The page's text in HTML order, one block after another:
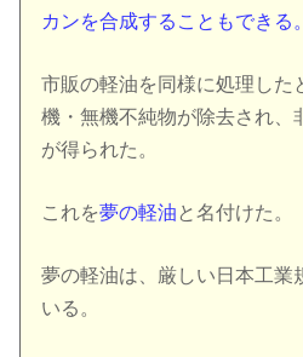
カンを合成することもできる。
市販の軽油を同様に処理した
機・無機不純物が除去され、
が得られた。
これを夢の軽油 と名付けた。
夢の軽油は、厳しい日本工業
いる。